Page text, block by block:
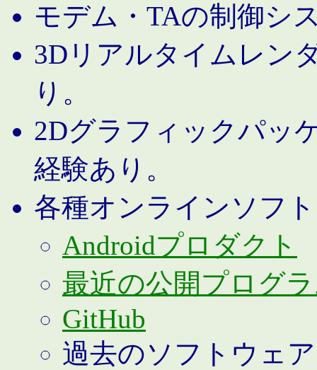
モデム・TAの制御シ
3Dリアルタイムレン
り。
2Dグラフィックパッ
経験あり。
各種オンラインソフ
Androidプロダクト
最近の公開プログ
GitHub
過去のソフトウェア